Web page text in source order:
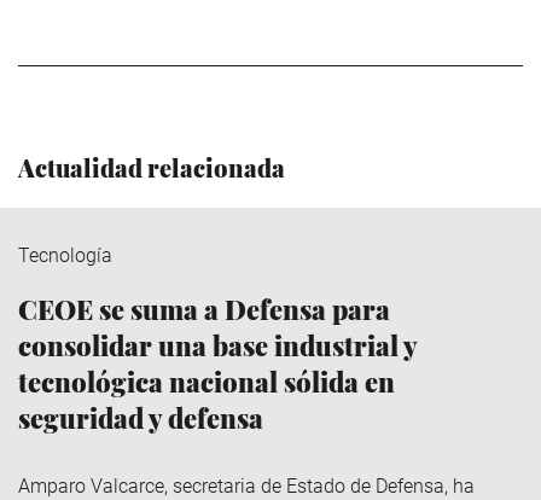
Actualidad relacionada
Tecnología
CEOE se suma a Defensa para
consolidar una base industrial y
tecnológica nacional sólida en
seguridad y defensa
Amparo Valcarce, secretaria de Estado de Defensa, ha